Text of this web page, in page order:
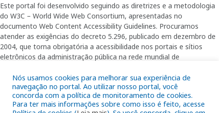
Nós usamos cookies para melhorar sua experiência de
navegação no portal. Ao utilizar nosso portal, você
concorda com a política de monitoramento de cookies.
Para ter mais informações sobre como isso é feito, acesse
Este portal foi desenvolvido seguindo as diretrizes e a metodologia
do W3C – World Wide Web Consortium, apresentadas no
documento Web Content Accessibility Guidelines. Procuramos
atender as exigências do decreto 5.296, publicado em dezembro de
2004, que torna obrigatória a acessibilidade nos portais e sítios
eletrônicos da administração pública na rede mundial de
garantindo-lhes o pleno acesso aos conteúdos disponíveis.
Além de validações automáticas, foram realizados testes em
diversos navegadores e através do utilitário de acesso a Internet do